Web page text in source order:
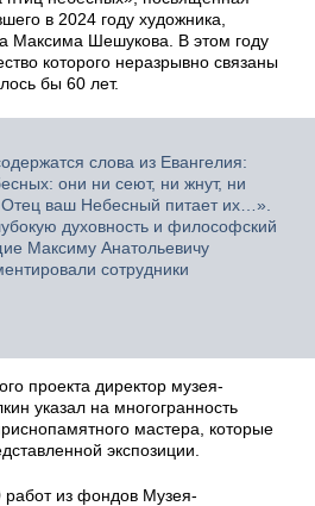
в 2024 году художника,
Максима Шешукова. В этом году
которого неразрывно связаны
бы 60 лет.
слова из Евангелия:
они ни сеют, ни жнут, ни
ваш Небесный питает их…».
духовность и философский
Максиму Анатольевичу
сотрудники
проекта директор музея-
указал на многогранность
мастера, которые
экспозиции.
из фондов Музея-